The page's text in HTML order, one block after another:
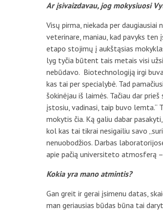
Ar įsivaizdavau, jog mokysiuosi
Visų pirma, niekada per
veterinare, maniau, kad pavyks
etapo stojimų į aukštąsias
lyg tyčia būtent tais metais visi
nebūdavo. Biotechnologiją irgi
kas tai per specialybė. Tad
šokinėjau iš laimės. Tačiau dar
įstosiu, vadinasi, taip buvo lemta.“
mokytis čia. Ką galiu dabar
kol kas tai tikrai nesigailiu savo
nenuobodžios. Darbas
apie pačią universiteto atmosferą –
Kokia yra mano atmintis?
Gan greit ir gerai įsimenu datas,
man geriausias būdas būna tai